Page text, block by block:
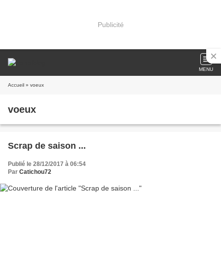
Publicité
MENU
Accueil » voeux
voeux
Scrap de saison ...
Publié le 28/12/2017 à 06:54
Par Catichou72